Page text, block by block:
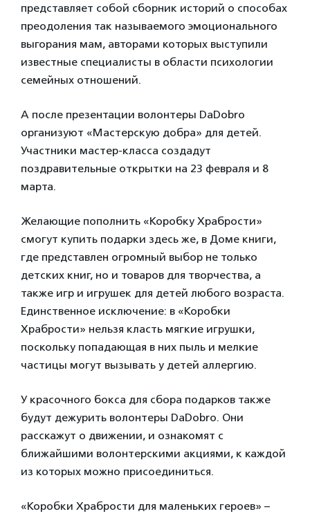
представляет собой сборник историй о способах
преодоления так называемого эмоционального
выгорания мам, авторами которых выступили
известные специалисты в области психологии
семейных отношений.
А после презентации волонтеры DaDobro
организуют «Мастерскую добра» для детей.
Участники мастер-класса создадут
поздравительные открытки на 23 февраля и 8
марта.
Желающие пополнить «Коробку Храбрости»
смогут купить подарки здесь же, в Доме книги,
где представлен огромный выбор не только
детских книг, но и товаров для творчества, а
также игр и игрушек для детей любого возраста.
Единственное исключение: в «Коробки
Храбрости» нельзя класть мягкие игрушки,
поскольку попадающая в них пыль и мелкие
частицы могут вызывать у детей аллергию.
У красочного бокса для сбора подарков также
будут дежурить волонтеры DaDobro. Они
расскажут о движении, и ознакомят с
ближайшими волонтерскими акциями, к каждой
из которых можно присоединиться.
«Коробки Храбрости для маленьких героев» –